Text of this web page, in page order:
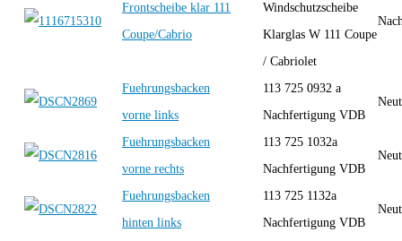
Frontscheibe klar 111
Coupe/Cabrio
Windschutzscheibe
Klarglas W 111 Coupe
/ Cabriolet
Fuehrungsbacken
vorne links
113 725 0932 a
Nachfertigung VDB
Fuehrungsbacken
vorne rechts
113 725 1032a
Nachfertigung VDB
Fuehrungsbacken
hinten links
113 725 1132a
Nachfertigung VDB